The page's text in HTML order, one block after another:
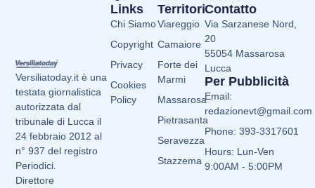
Versiliatoday.it è una
testata giornalistica
autorizzata dal
tribunale di Lucca il
24 febbraio 2012 al
n° 937 del registro
Periodici.
Direttore
Territori
Viareggio
Camaiore
Forte dei
Marmi
Massarosa
Pietrasanta
Seravezza
Stazzema
Links
Chi Siamo
Copyright
Privacy
Cookies
Policy
Contatto
Via Sarzanese Nord,
20
55054 Massarosa
Lucca
Per Pubblicità
Email:
redazionevt@gmail.com
Phone: 393-3317601
Hours: Lun-Ven
9:00AM - 5:00PM